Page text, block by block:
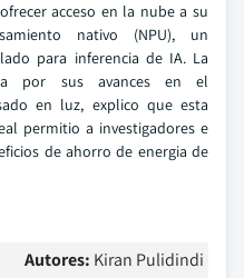
acceso en la nube a su
nativo (NPU), un
para inferencia de IA. La
por sus avances en el
en luz, explico que esta
permitio a investigadores e
de ahorro de energia de
Autores: Kiran Pulidindi